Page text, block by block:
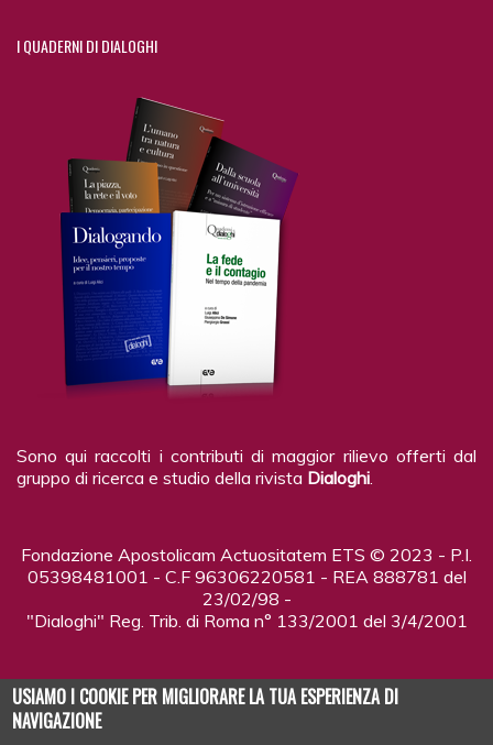
IQUADERNI DI DIALOGHI
Sono qui raccolti i contributi di maggior rilievo offerti dal
gruppo di ricerca e studio della rivista Dialoghi
Fondazione Apostolicam Actuositatem ETS © 2023 - P.I.
05398481001 - C.F 96306220581 - REA 888781 del
23/02/98 -
"Dialoghi" Reg. Trib. di Roma n° 133/2001 del 3/4/2001
USIAMO I COOKIE PER MIGLIORARE LA TUA ESPERIENZA DI
NAVIGAZIONE